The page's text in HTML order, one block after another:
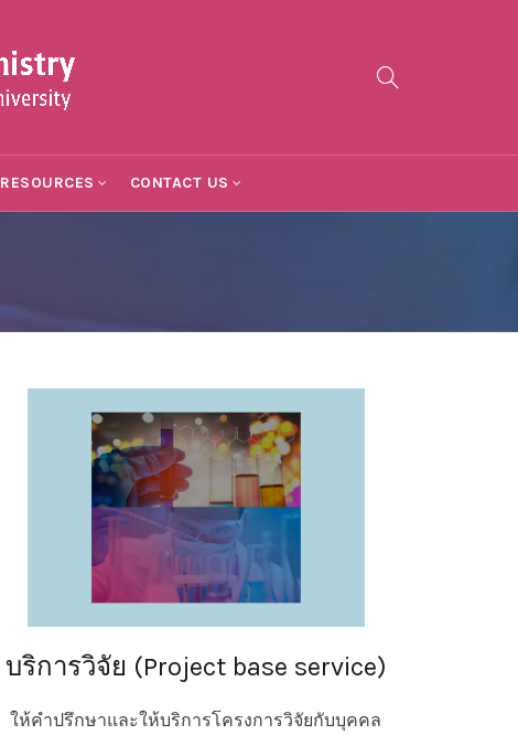
RESOURCES CONTACT US
บริการวิจัย (Project base service)
ให้คำปรึกษาและให้บริการโครงการวิจัยกับบุคคล